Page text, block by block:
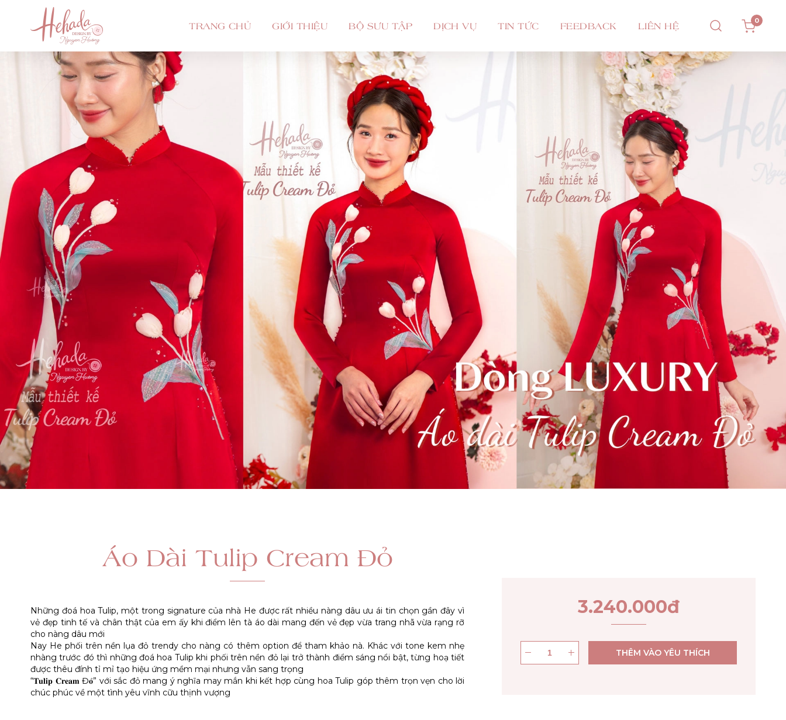
TRANG CHỦ GIỚI THIỆU BỘ SƯU TẬP DỊCH VỤ TIN TỨC FEEDBACK LIÊN HỆ 0
Áo Dài Tulip Cream Đỏ
Những đoá hoa Tulip, một trong signature của nhà He được rất nhiều nàng dâu ưu ái tin chọn gần đây vì
vẻ đẹp tinh tế và chân thật của em ấy khi điểm lên tà áo dài mang đến vẻ đẹp vừa trang nhã vừa rạng rỡ
cho nàng dâu mới
Nay He phối trên nền lụa đỏ trendy cho nàng có thêm option để tham khảo nà. Khác với tone kem nhẹ
nhàng trước đó thì những đoá hoa Tulip khi phối trên nền đỏ lại trở thành điểm sáng nổi bật, từng hoạ tiết
được thêu đính tỉ mỉ tạo hiệu ứng mềm mại nhưng vẫn sang trọng
“𝐓𝐮𝐥𝐢𝐩 𝐂𝐫𝐞𝐚𝐦 Đ𝐨̉” với sắc đỏ mang ý nghĩa may mắn khi kết hợp cùng hoa Tulip góp thêm trọn vẹn cho lời
3.240.000đ
THÊM VÀO YÊU THÍCH